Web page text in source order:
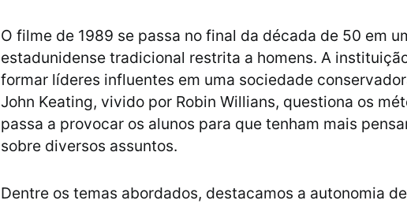
O filme de 1989 se passa no final da década de 50 em
estadunidense tradicional restrita a homens. A
formar líderes influentes em uma sociedade
John Keating, vivido por Robin Willians, questiona os
passa a provocar os alunos para que tenham mais
sobre diversos assuntos.
Dentre os temas abordados, destacamos a autonomia